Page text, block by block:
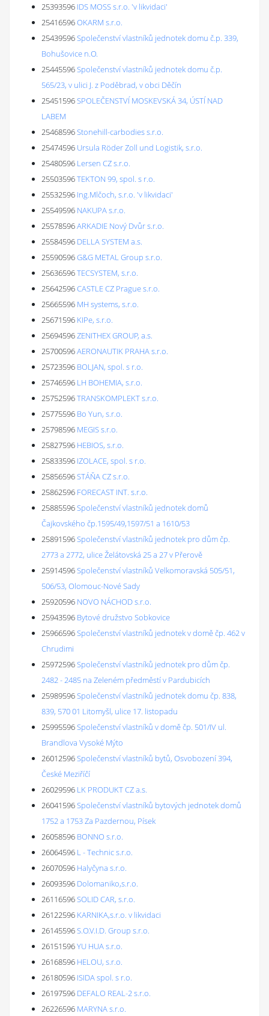
25393596 IDS MOSS s.r.o. 'v likvidaci'
25416596OKARM s.r.o.
25439596Společenství vlastníků jednotek domu č.p. 339,
Bohušovice n.O.
25445596Společenství vlastníků jednotek domu č.p.
565/23, v ulici J. z Poděbrad, v obci Děčín
25451596SPOLEČENSTVÍ MOSKEVSKÁ 34, ÚSTÍ NAD
LABEM
25468596Stonehill-carbodies s.r.o.
25474596 Ursula Röder Zoll und Logistik, s.r.o.
25480596 Lersen CZ s.r.o.
25503596TEKTON 99, spol. s r.o.
25532596 Ing.Mlčoch, s.r.o. 'v likvidaci'
25549596 NAKUPA s.r.o.
25578596ARKADIE Nový Dvůr s.r.o.
25584596 DELLA SYSTEM a.s.
25590596G&G METAL Group s.r.o.
25636596TECSYSTEM, s.r.o.
25642596CASTLE CZ Prague s.r.o.
25665596 MH systems, s.r.o.
25671596 KIPe, s.r.o.
25694596ZENITHEX GROUP, a.s.
25700596AERONAUTIK PRAHA s.r.o.
25723596 BOLJAN, spol. s r.o.
25746596 LH BOHEMIA, s.r.o.
25752596TRANSKOMPLEKT s.r.o.
25775596 Bo Yun, s.r.o.
25798596 MEGIS s.r.o.
25827596 HEBIOS, s.r.o.
25833596 IZOLACE, spol. s r.o.
25856596STÁŇA CZ s.r.o.
25862596 FORECAST INT. s.r.o.
25885596Společenství vlastníků jednotek domů
Čajkovského čp.1595/49,1597/51 a 1610/53
25891596Společenství vlastníků jednotek pro dům čp.
2773 a 2772, ulice Želátovská 25 a 27 v Přerově
25914596Společenství vlastníků Velkomoravská 505/51,
506/53, Olomouc-Nové Sady
25920596 NOVO NÁCHOD s.r.o.
25943596 Bytové družstvo Sobkovice
25966596Společenství vlastníků jednotek v domě čp. 462 v
Chrudimi
25972596Společenství vlastníků jednotek pro dům čp.
2482 - 2485 na Zeleném předměstí v Pardubicích
25989596Společenství vlastníků jednotek domu čp. 838,
839, 570 01 Litomyšl, ulice 17. listopadu
25995596Společenství vlastníků v domě čp. 501/IV ul.
Brandlova Vysoké Mýto
26012596Společenství vlastníků bytů, Osvobození 394,
České Meziříčí
26029596 LK PRODUKT CZ a.s.
26041596Společenství vlastníků bytových jednotek domů
1752 a 1753 Za Pazdernou, Písek
26058596 BONNO s.r.o.
26064596 L - Technic s.r.o.
26070596 Halyčyna s.r.o.
26093596 Dolomaniko,s.r.o.
26116596SOLID CAR, s.r.o.
26122596 KARNIKA,s.r.o. v likvidaci
26145596S.O.V.I.D. Group s.r.o.
26151596YU HUA s.r.o.
26168596 HELOU, s.r.o.
26180596 ISIDA spol. s r.o.
26197596 DEFALO REAL-2 s.r.o.
26226596 MARYNA s.r.o.